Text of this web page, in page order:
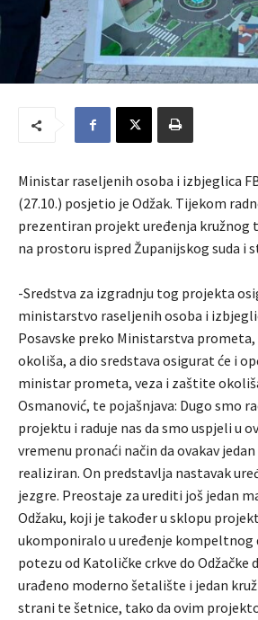
Ministar raseljenih osoba i izbjeglica
(27.10.) posjetio je Odžak. Tijekom
prezentiran projekt uređenja kružnog
na prostoru ispred Županijskog suda i
-Sredstva za izgradnju tog projekta
ministarstvo raseljenih osoba i
Posavske preko Ministarstva
okoliša, a dio sredstava osigurat će i
ministar prometa, veza i zaštite
Osmanović, te pojašnjava: Dugo smo
projektu i raduje nas da smo uspjeli u
vremenu pronaći način da ovakav
realiziran. On predstavlja nastavak
jezgre. Preostaje za urediti još jedan
Odžaku, koji je također u sklopu
ukomponiralo u uređenje kompeltnog
potezu od Katoličke crkve do Odžačke
urađeno moderno šetalište i jedan
strani te šetnice, tako da ovim